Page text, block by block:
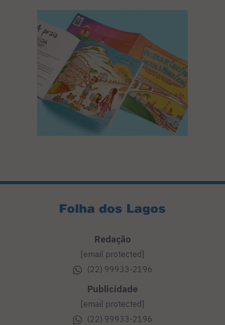
Redação
[email protected]
(22) 99933-2196
Publicidade
[email protected]
(22) 99933-2196